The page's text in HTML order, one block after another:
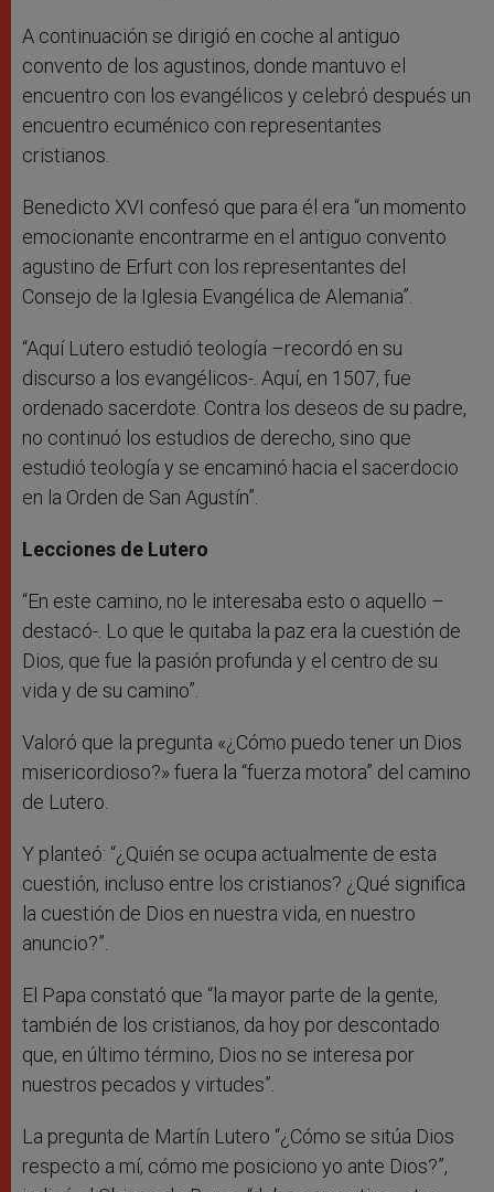
A continuación se dirigió en coche al antiguo
convento de los agustinos, donde mantuvo el
encuentro con los evangélicos y celebró después un
encuentro ecuménico con representantes
cristianos.
Benedicto XVI confesó que para él era “un momento
emocionante encontrarme en el antiguo convento
agustino de Erfurt con los representantes del
Consejo de la Iglesia Evangélica de Alemania”.
“Aquí Lutero estudió teología –recordó en su
discurso a los evangélicos-. Aquí, en 1507, fue
ordenado sacerdote. Contra los deseos de su padre,
no continuó los estudios de derecho, sino que
estudió teología y se encaminó hacia el sacerdocio
en la Orden de San Agustín”.
Lecciones de Lutero
“En este camino, no le interesaba esto o aquello –
destacó-. Lo que le quitaba la paz era la cuestión de
Dios, que fue la pasión profunda y el centro de su
vida y de su camino”.
Valoró que la pregunta «¿Cómo puedo tener un Dios
misericordioso?» fuera la “fuerza motora” del camino
de Lutero.
Y planteó: “¿Quién se ocupa actualmente de esta
cuestión, incluso entre los cristianos? ¿Qué significa
la cuestión de Dios en nuestra vida, en nuestro
anuncio?”.
El Papa constató que “la mayor parte de la gente,
también de los cristianos, da hoy por descontado
que, en último término, Dios no se interesa por
nuestros pecados y virtudes”.
La pregunta de Martín Lutero “¿Cómo se sitúa Dios
respecto a mí, cómo me posiciono yo ante Dios?”,